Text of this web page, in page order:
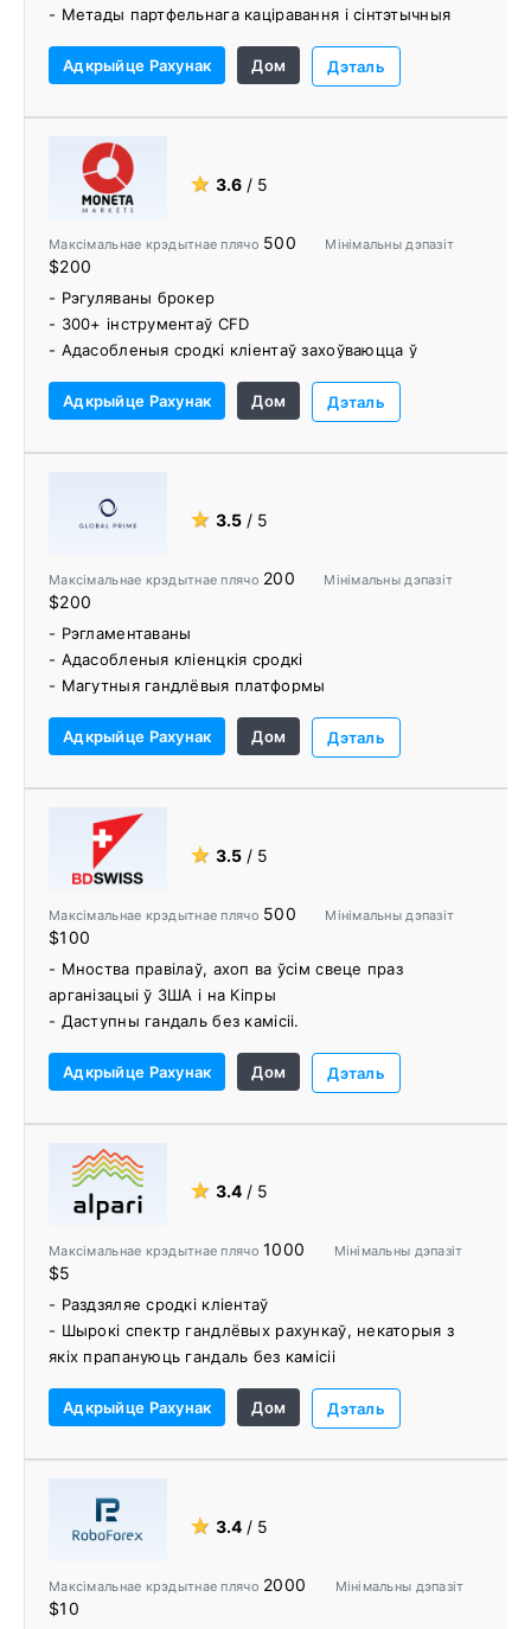
- Метады партфельнага каціравання і сінтэтычныя
- Адукацыйны цэнтр
Адкрыйце Рахунак Дом Дэталь
★ 3.6 / 5
Максімальнае крэдытнае плячо 500 Мінімальны дэпазіт
$200
- Рэгуляваны брокер
- 300+ інструментаў CFD
- Адасобленыя сродкі кліентаў захоўваюцца ў
- Поўныя і зручныя вэб- і мабільныя платформы
- Эксклюзіўныя гандлёвыя інструменты, уключаючы
- Разнастайнасць навучальных матэрыялаў
- Гандаль без камісіі
Адкрыйце Рахунак Дом Дэталь
★ 3.5 / 5
Максімальнае крэдытнае плячо 200 Мінімальны дэпазіт
$200
- Рэгламентаваны
- Адасобленыя кліенцкія сродкі
- Магутныя гандлёвыя платформы
выканання
- ECN / NDD
- Прапанова VPS
- Розныя варыянты фінансавання рахунку
- Карысныя гандлёвыя інструменты і навучальныя
Адкрыйце Рахунак Дом Дэталь
★ 3.5 / 5
Максімальнае крэдытнае плячо 500 Мінімальны дэпазіт
$100
- Мноства правілаў, ахоп ва ўсім свеце праз
арганізацыі ў ЗША і на Кіпры
- Даступны гандаль без камісіі.
- Выбар паміж MT4, MT5 і прапрыетарнай
- Бясплатны VPS
- Добрая падтрымка кліентаў
- Вебінары ў прамым эфіры прафесійных трэйдараў і
аналітыкаў рынку
Адкрыйце Рахунак Дом Дэталь
★ 3.4 / 5
Максімальнае крэдытнае плячо1000 Мінімальны дэпазіт
$5
- Раздзяляе сродкі кліентаў
- Шырокі спектр гандлёвых рахункаў, некаторыя з
якіх прапануюць гандаль без камісіі
- Мінімальны дэпазіт $5
- Гандлюйце на MetaTrader 4 і MetaTrader 5 праз
Інтэрнэт, настольныя і мабільныя прылады
- Доступ да праграмы Alpari Copy Trading
Адкрыйце Рахунак Дом Дэталь
★ 3.4 / 5
Максімальнае крэдытнае плячо 2000 Мінімальны дэпазіт
$10